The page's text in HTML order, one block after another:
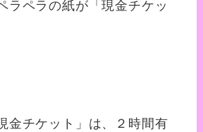
ラペラの紙が「現金チケッ
金チケット」は、２時間有